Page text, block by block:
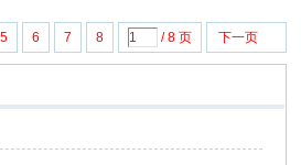
5 6 7 8 / 8 页 下一页